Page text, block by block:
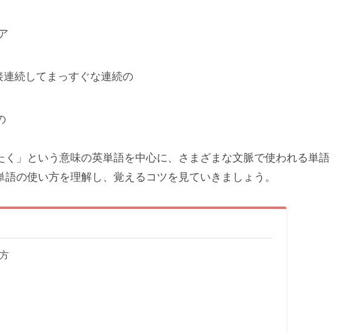
続してまっすぐな連続の
く」という意味の英単語を中心に、さまざまな文脈で使われる単語
の使い方を理解し、覚えるコツを見ていきましょう。